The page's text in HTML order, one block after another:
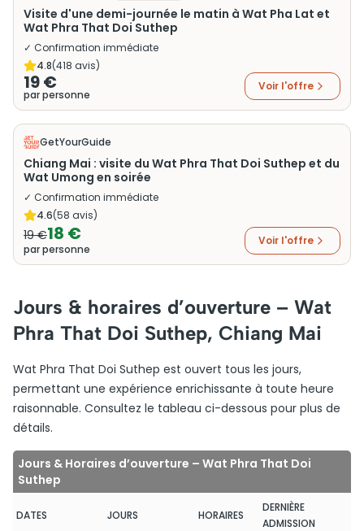
Visite d'une demi-journée le matin à Wat Pha Lat et
Wat Phra That Doi Suthep
✓ Confirmation immédiate
4.8(418 avis)
19 €
par personne
Voir l'offre
GetYourGuide
Chiang Mai : visite du Wat Phra That Doi Suthep et du
Wat Umong en soirée
✓ Confirmation immédiate
4.6(58 avis)
19 €18 €
par personne
Voir l'offre
Jours & horaires d’ouverture – Wat
Phra That Doi Suthep, Chiang Mai
Wat Phra That Doi Suthep est ouvert tous les jours,
permettant une expérience enrichissante à toute heure
raisonnable. Consultez le tableau ci-dessous pour plus de
détails.
Jours & Horaires d’ouverture – Wat Phra That Doi
Suthep
DATES JOURS HORAIRES
DERNIÈRE
ADMISSION